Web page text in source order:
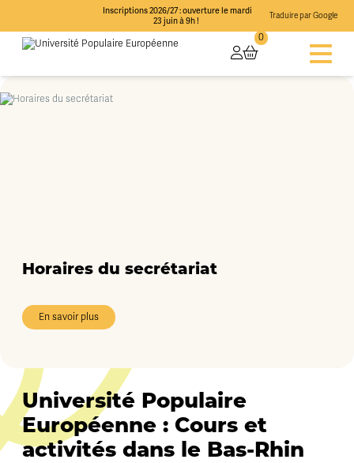
Inscriptions 2026/27 : ouverture le mardi
23 juin à 9h !
Traduire par Google
0
Horaires du secrétariat
En savoir plus
Université Populaire
Européenne : Cours et
activités dans le Bas-Rhin